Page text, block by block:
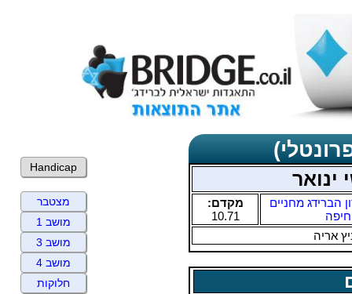
ינואר
הברידג מחניים
חיפה
מקדם:
10.71
אריה
Handicap
מצטבר
מושב 1
מושב 3
מושב 4
חלוקות